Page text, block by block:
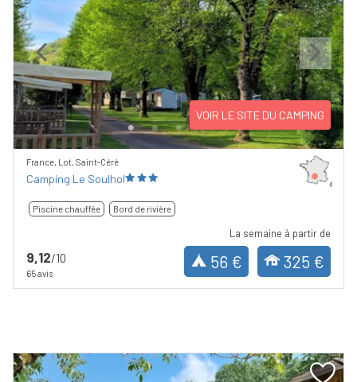
Previous Next
VOIR LE SITE DU CAMPING
France, Lot, Saint-Céré
Camping Le Soulhol
Piscine chauffée Bord de rivière
9,12/10
65 avis
La semaine à partir de
56 € 325 €